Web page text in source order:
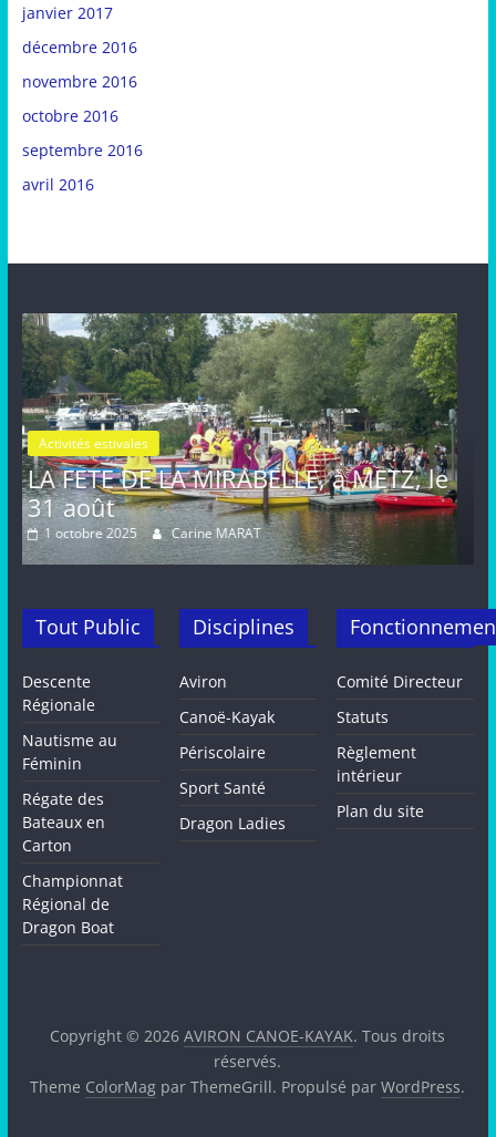
janvier 2017
décembre 2016
novembre 2016
octobre 2016
septembre 2016
avril 2016
à METZ, le
Activités estivales Actualités
FETE de la
août, METZ
16 septembre 2024
Tout Public
Descente
Régionale
Nautisme au
Féminin
Régate des
Bateaux en
Carton
Championnat
Régional de
Dragon Boat
Disciplines
Aviron
Canoë-Kayak
Périscolaire
Sport Santé
Dragon Ladies
Comité Directeur
Statuts
Règlement
intérieur
Plan du site
Copyright © 2026AVIRON CANOE-KAYAK. Tous droits
réservés.
Theme ColorMag par ThemeGrill. Propulsé parWordPress.